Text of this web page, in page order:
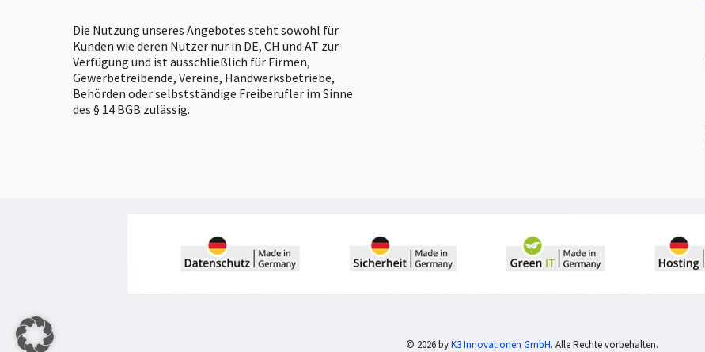
Die Nutzung unseres Angebotes steht sowohl für
Kunden wie deren Nutzer nur in DE, CH und AT zur
Verfügung und ist ausschließlich für Firmen,
Gewerbetreibende, Vereine, Handwerksbetriebe,
Behörden oder selbstständige Freiberufler im Sinne
des § 14 BGB zulässig.
© 2026 byK3 Innovationen GmbH. Alle Rechte vorbehalten.